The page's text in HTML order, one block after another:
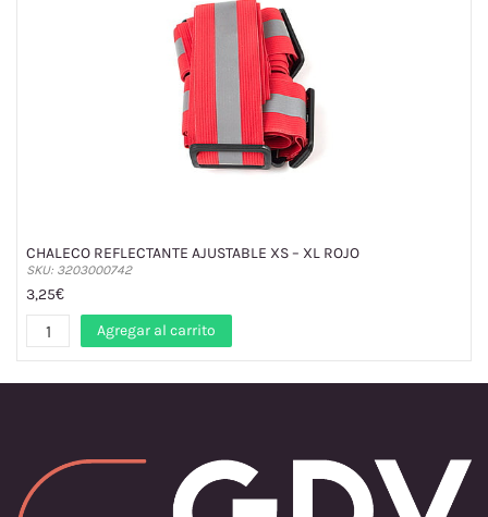
CHALECO REFLECTANTE AJUSTABLE XS – XL ROJO
SKU: 3203000742
3,25€
Agregar al carrito